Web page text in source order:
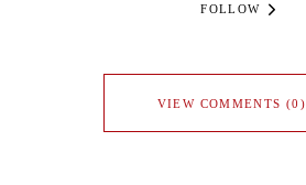
FOLLOW
VIEW COMMENTS (0)